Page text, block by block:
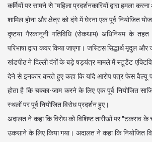
कर्मियों पर सामने से "महिला प्रदर्शनकारियों द्वारा हमला
शामिल होना और क्षेत्र को दंगे में घेरना एक पूर्व नियोजित
दृष्टया गैरकानूनी गतिविधि (रोकथाम) अधिनियम के
परिभाषा द्वारा कवर किया जाएगा। जस्टिस सिद्धार्थ मृदुल
खंडपीठ ने दिल्ली दंगों के बड़े षड्यंत्र मामले में स्टूडेंट
देने से इनकार करते हुए कहा कि यदि आरोप पत्र फेस वैल्यू
होता है कि चक्का-जाम करने के लिए एक पूर्व नियोजित
स्थलों पर पूर्व नियोजित विरोध प्रदर्शन हुए।
अदालत ने कहा कि विरोध को विशिष्ट तारीखों पर "टकराव
उकसाने के लिए किया गया। अदालत ने कहा कि नियोजित